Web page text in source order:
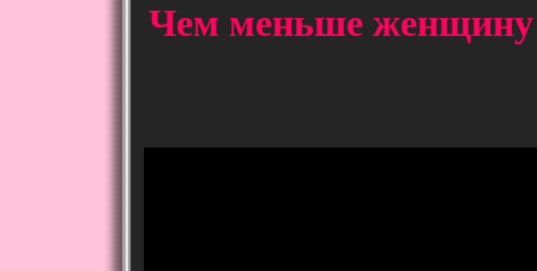
Чем меньше женщину